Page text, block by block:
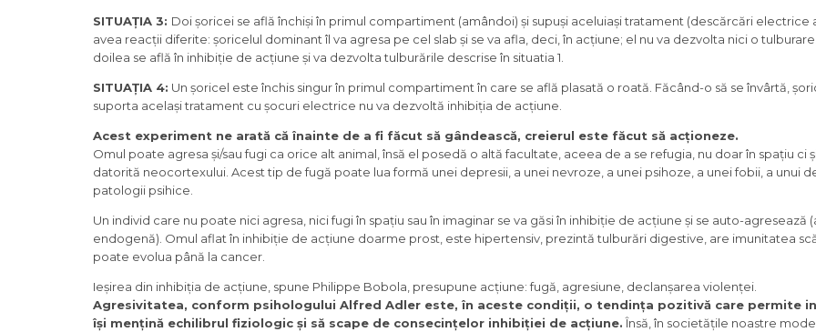
SITUAȚIA 3: Doi șoricei se află închiși în primul compartiment (amândoi) și supuși aceluiași tratament (descărcări electrice
avea reacții diferite: șoricelul dominant îl va agresa pe cel slab și se va afla, deci, în acțiune; el nu va dezvolta nici o
doilea se află în inhibiție de acțiune și va dezvolta tulburările descrise în situatia 1.
SITUAȚIA 4: Un șoricel este închis singur în primul compartiment în care se află plasată o roată. Făcând-o să se învârtă,
suporta același tratament cu șocuri electrice nu va dezvoltă inhibiția de acțiune.
Acest experiment ne arată că înainte de a fi făcut să gândească, creierul este făcut să acționeze.
Omul poate agresa și/sau fugi ca orice alt animal, însă el posedă o altă facultate, aceea de a se refugia, nu doar în spațiu ci
datorită neocortexului. Acest tip de fugă poate lua formă unei depresii, a unei nevroze, a unei psihoze, a unei fobii, a unui
patologii psihice.
Un individ care nu poate nici agresa, nici fugi în spațiu sau în imaginar se va găsi în inhibiție de acțiune și se auto-agresează
endogenă). Omul aflat în inhibiție de acțiune doarme prost, este hipertensiv, prezintă tulburări digestive, are imunitatea
poate evolua până la cancer.
Ieșirea din inhibiția de acțiune, spune Philippe Bobola, presupune acțiune: fugă, agresiune, declanșarea violenței.
Agresivitatea, conform psihologului Alfred Adler este, în aceste condiții, o tendința pozitivă care permite
își mențină echilibrul fiziologic și să scape de consecințelor inhibiției de acțiune.Însă, în societățile noastre